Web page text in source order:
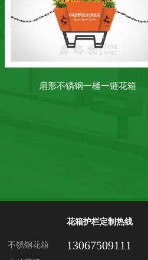
扇形不锈钢一桶一链花箱
不锈钢花箱
花箱护栏定制热线
13067509111